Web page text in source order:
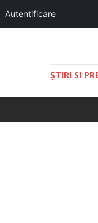
Autentificare
ŞTIRI SI